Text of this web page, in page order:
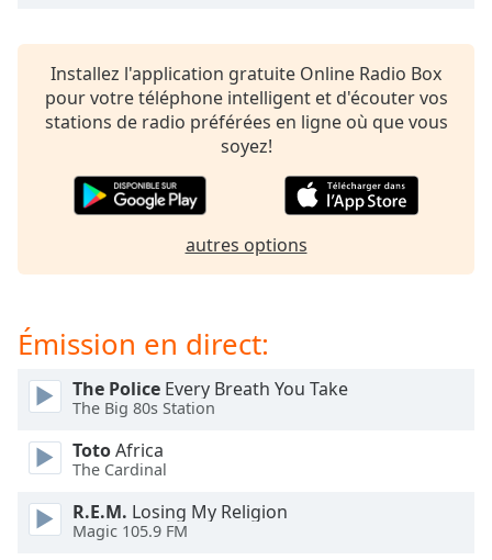
settings,
opens
subtitles
dialog
subtitles
Picture-
Picture
Fullscreen
This
modal
window.
Installez l'application gratuite Online Radio Box
pour votre téléphone intelligent et d'écouter vos
stations de radio préférées en ligne où que vous
soyez!
autres options
Émission en direct:
The Police Every Breath You Take
The Big 80s Station
TotoAfrica
The Cardinal
R.E.M. Losing My Religion
Magic 105.9 FM